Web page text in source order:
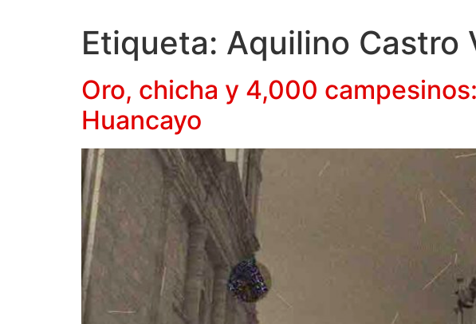
Etiqueta: Aquilino Castro
Oro, chicha y 4,000
Huancayo